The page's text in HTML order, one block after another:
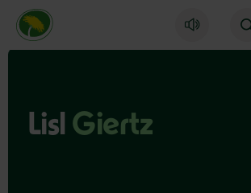
Miljöpartiet de gröna, startsida
Lisl Giertz